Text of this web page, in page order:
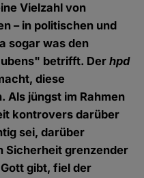
Vielzahl von
– in politischen und
sogar was den
betrifft. Derhpd
diese
Als jüngst im Rahmen
kontrovers darüber
sei, darüber
Sicherheit grenzender
gibt, fiel der